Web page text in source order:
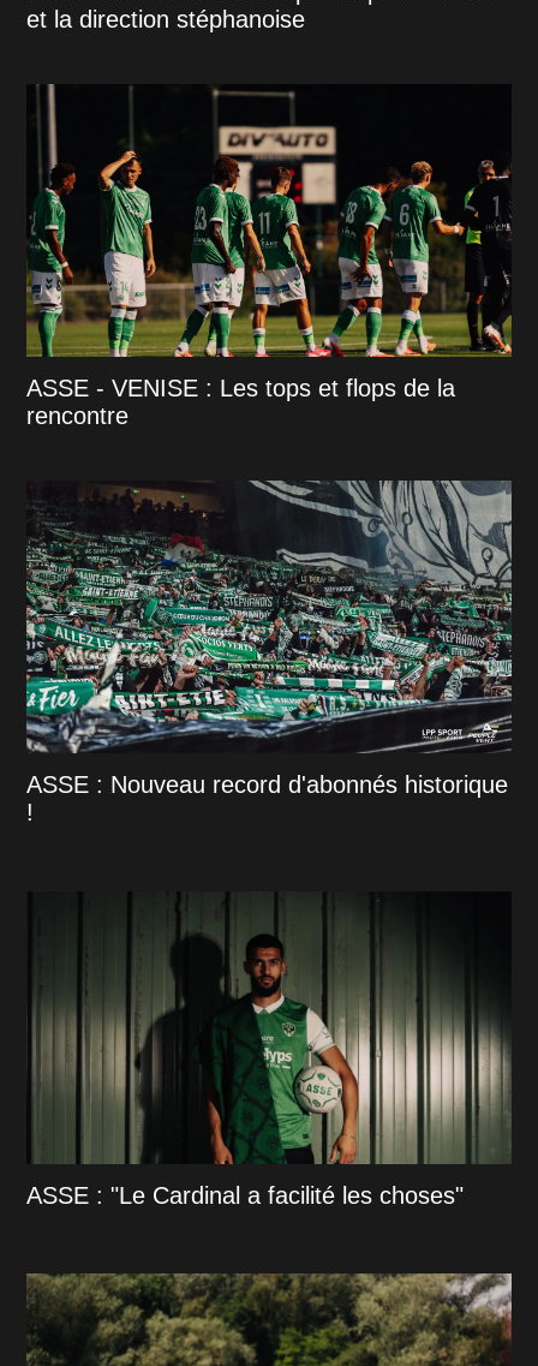
et la direction stéphanoise
ASSE - VENISE : Les tops et flops de la
rencontre
ASSE : Nouveau record d'abonnés historique
!
ASSE : "Le Cardinal a facilité les choses"